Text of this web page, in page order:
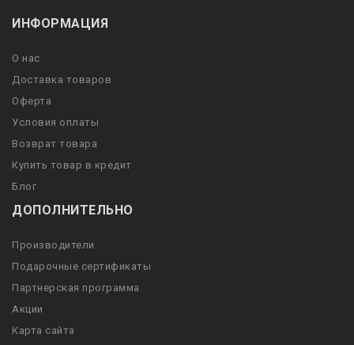
ИНФОРМАЦИЯ
О нас
Доставка товаров
Оферта
Условия оплаты
Возврат товара
Купить товар в кредит
Блог
ДОПОЛНИТЕЛЬНО
Производители
Подарочные сертификаты
Партнерская программа
Акции
Карта сайта